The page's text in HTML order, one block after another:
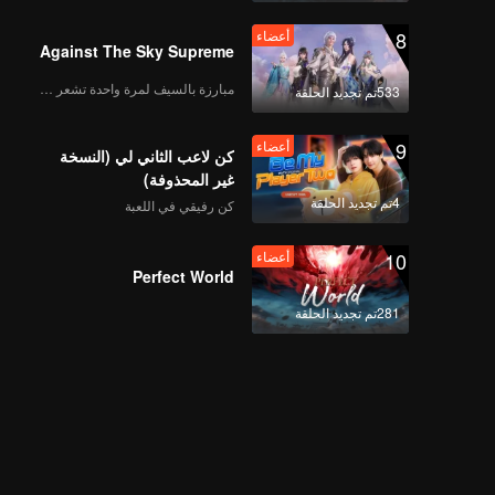
《战至巅峰3》EP06海
外版（下）第2版
أعضاء
《来场复盘局》EP06第
1版（加更分类）_34
أعضاء
8
533تم تجديد الحلقة
أعضاء
Against The Sky Supreme
9
4تم تجديد الحلقة
أعضاء
كن لاعب الثاني لي (النسخة
غير المحذوفة)
كن رفيقي في اللعبة
10
281تم تجديد الحلقة
أعضاء
Perfect World